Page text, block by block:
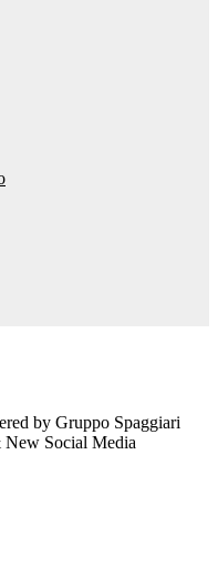
by Gruppo Spaggiari
Social Media